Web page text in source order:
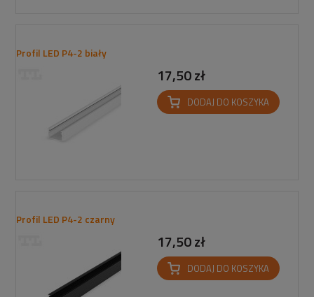
Profil LED P4-2 biały
17,50 zł
DODAJ DO KOSZYKA
Profil LED P4-2 czarny
17,50 zł
DODAJ DO KOSZYKA